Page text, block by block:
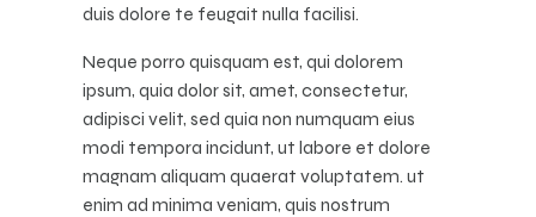
duis dolore te feugait nulla facilisi.
Neque porro quisquam est, qui dolorem
ipsum, quia dolor sit, amet, consectetur,
adipisci velit, sed quia non numquam eius
modi tempora incidunt, ut labore et dolore
magnam aliquam quaerat voluptatem. ut
enim ad minima veniam, quis nostrum